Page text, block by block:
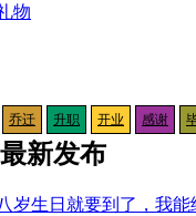
物
乔迁 升职 开业 感谢
最新发布
岁生日就要到了，我能